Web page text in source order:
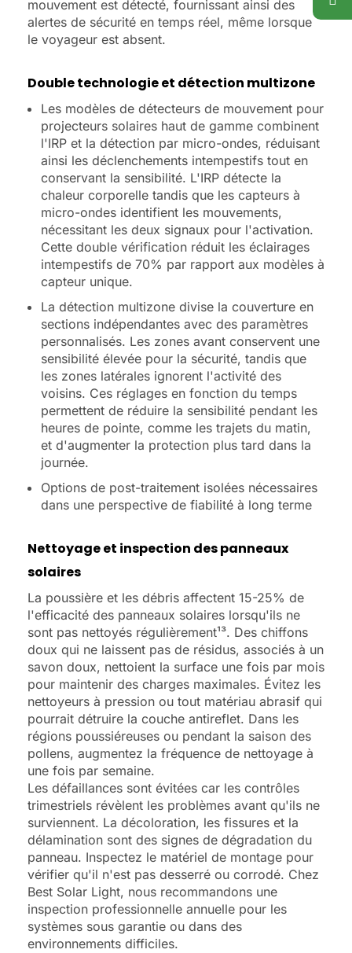
mouvement est détecté, fournissant ainsi des
alertes de sécurité en temps réel, même lorsque
le voyageur est absent.
Double technologie et détection multizone
Les modèles de détecteurs de mouvement pour
projecteurs solaires haut de gamme combinent
l'IRP et la détection par micro-ondes, réduisant
ainsi les déclenchements intempestifs tout en
conservant la sensibilité. L'IRP détecte la
chaleur corporelle tandis que les capteurs à
micro-ondes identifient les mouvements,
nécessitant les deux signaux pour l'activation.
Cette double vérification réduit les éclairages
intempestifs de 70% par rapport aux modèles à
capteur unique.
La détection multizone divise la couverture en
sections indépendantes avec des paramètres
personnalisés. Les zones avant conservent une
sensibilité élevée pour la sécurité, tandis que
les zones latérales ignorent l'activité des
voisins. Ces réglages en fonction du temps
permettent de réduire la sensibilité pendant les
heures de pointe, comme les trajets du matin,
et d'augmenter la protection plus tard dans la
journée.
Options de post-traitement isolées nécessaires
dans une perspective de fiabilité à long terme
Nettoyage et inspection des panneaux
solaires
La poussière et les débris affectent 15-25% de
l'efficacité des panneaux solaires lorsqu'ils ne
sont pas nettoyés régulièrement¹³. Des chiffons
doux qui ne laissent pas de résidus, associés à un
savon doux, nettoient la surface une fois par mois
pour maintenir des charges maximales. Évitez les
nettoyeurs à pression ou tout matériau abrasif qui
pourrait détruire la couche antireflet. Dans les
régions poussiéreuses ou pendant la saison des
pollens, augmentez la fréquence de nettoyage à
une fois par semaine.
Les défaillances sont évitées car les contrôles
trimestriels révèlent les problèmes avant qu'ils ne
surviennent. La décoloration, les fissures et la
délamination sont des signes de dégradation du
panneau. Inspectez le matériel de montage pour
vérifier qu'il n'est pas desserré ou corrodé. Chez
Best Solar Light, nous recommandons une
inspection professionnelle annuelle pour les
systèmes sous garantie ou dans des
environnements difficiles.